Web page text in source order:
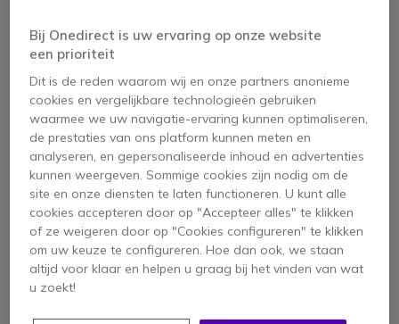
3 gebruiksmodi: handset, luidspreker of headset
Akoestische weergave: ruisonderdrukking
Product met veel mogelijkheden
Toon meer
Meegeleverd in de doos
1 x Yealink T42U
1 x Bedrade Hoofdtelefoon
1 x 2 m Ethernet kabel
1 x Voet Gids
Bij Onedirect is uw ervaring op onze website
een prioriteit
Dit is de reden waarom wij en onze partners anonieme
cookies en vergelijkbare technologieën gebruiken
waarmee we uw navigatie-ervaring kunnen optimaliseren,
de prestaties van ons platform kunnen meten en
analyseren, en gepersonaliseerde inhoud en advertenties
kunnen weergeven. Sommige cookies zijn nodig om de
site en onze diensten te laten functioneren. U kunt alle
cookies accepteren door op "Accepteer alles" te klikken
of ze weigeren door op "Cookies configureren" te klikken
om uw keuze te configureren. Hoe dan ook, we staan
altijd voor klaar en helpen u graag bij het vinden van wat
u zoekt!